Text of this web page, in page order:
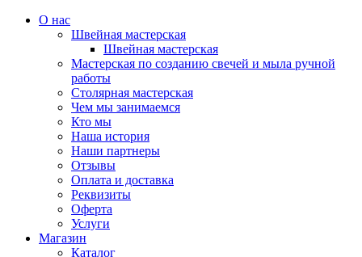
О нас
Швейная мастерская
Швейная мастерская
Мастерская по созданию свечей и мыла ручной
работы
Столярная мастерская
Чем мы занимаемся
Кто мы
Наша история
Наши партнеры
Отзывы
Оплата и доставка
Реквизиты
Оферта
Услуги
Магазин
Каталог